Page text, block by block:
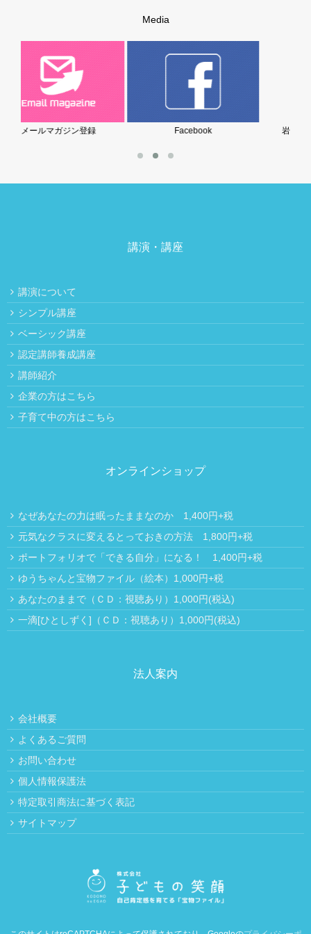
Media
Facebook 岩堀美雪の子育てブログ
講演・講座
講演について
シンプル講座
ベーシック講座
認定講師養成講座
講師紹介
企業の方はこちら
子育て中の方はこちら
オンラインショップ
なぜあなたの力は眠ったままなのか 1,400円+税
元気なクラスに変えるとっておきの方法 1,800円+税
ポートフォリオで「できる自分」になる！ 1,400円+税
ゆうちゃんと宝物ファイル（絵本）1,000円+税
あなたのままで（ＣＤ：視聴あり）1,000円(税込)
一滴[ひとしずく]（ＣＤ：視聴あり）1,000円(税込)
法人案内
会社概要
よくあるご質問
お問い合わせ
個人情報保護法
特定取引商法に基づく表記
サイトマップ